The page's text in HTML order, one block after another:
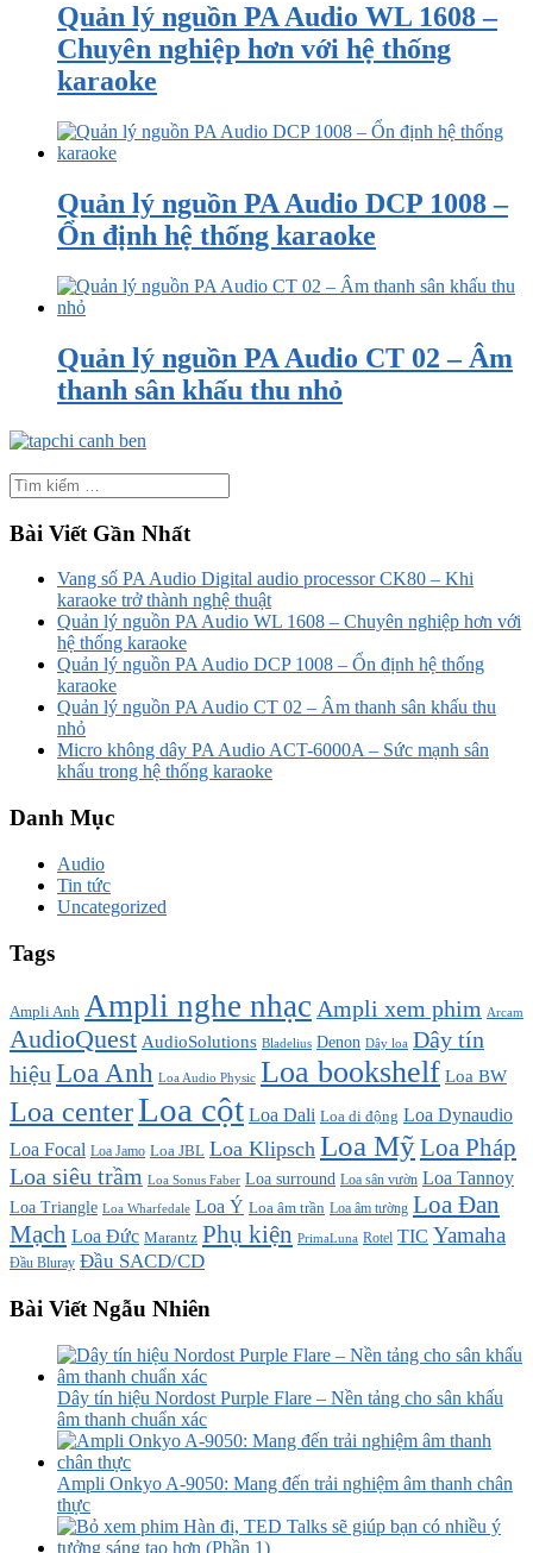
Quản lý nguồn PA Audio WL 1608 –
Chuyên nghiệp hơn với hệ thống
karaoke
Quản lý nguồn PA Audio DCP 1008 –
Ổn định hệ thống karaoke
Quản lý nguồn PA Audio CT 02 – Âm
thanh sân khấu thu nhỏ
Bài Viết Gần Nhất
Vang số PA Audio Digital audio processor CK80 – Khi
karaoke trở thành nghệ thuật
Quản lý nguồn PA Audio WL 1608 – Chuyên nghiệp hơn với
hệ thống karaoke
Quản lý nguồn PA Audio DCP 1008 – Ổn định hệ thống
karaoke
Quản lý nguồn PA Audio CT 02 – Âm thanh sân khấu thu
nhỏ
Micro không dây PA Audio ACT-6000A – Sức mạnh sân
khấu trong hệ thống karaoke
Danh Mục
Audio
Tin tức
Uncategorized
Tags
Ampli Anh Ampli nghe nhạc Ampli xem phim Arcam
AudioQuest AudioSolutions Bladelius Denon Dây loa Dây tín
hiệu Loa Anh Loa Audio Physic Loa bookshelf Loa BW
Loa centerLoa cột Loa Dali Loa di động Loa Dynaudio
Loa Focal Loa Jamo Loa JBL Loa Klipsch Loa MỹLoa Pháp
Loa siêu trầm Loa Sonus Faber Loa surround Loa sân vườn Loa Tannoy
Loa Triangle Loa Wharfedale Loa Ý Loa âm trần Loa âm tường Loa Đan
Mạch Loa Đức Marantz Phụ kiện PrimaLuna Rotel TIC Yamaha
Đầu Bluray Đầu SACD/CD
Bài Viết Ngẫu Nhiên
Dây tín hiệu Nordost Purple Flare – Nền tảng cho sân khấu
âm thanh chuẩn xác
Ampli Onkyo A-9050: Mang đến trải nghiệm âm thanh chân
thực